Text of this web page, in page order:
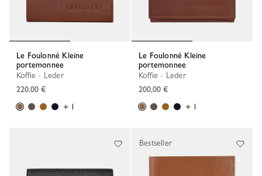
Le Foulonné Kleine
portemonnee
Koffie - Leder
220,00 €
+ 1
Le Foulonné Kleine
portemonnee
Koffie - Leder
200,00 €
+ 1
Bestseller